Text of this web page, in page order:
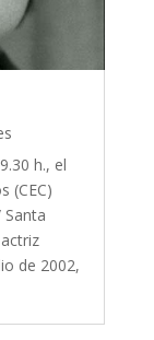
h., el
(CEC)
de 2002,